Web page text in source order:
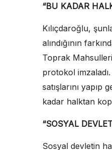
“BU KADAR
Kılıçdaroğlu,
alındığının
Toprak Mahsulleri
protokol
satışlarını yapıp
kadar halktan
“SOSYAL
Sosyal devletin